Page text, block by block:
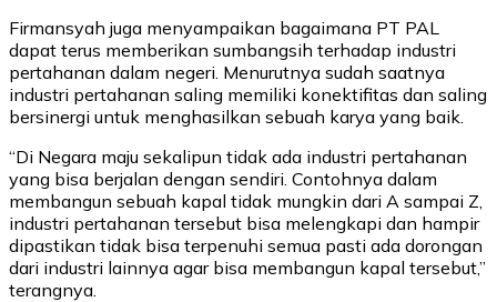
Firmansyah juga menyampaikan bagaimana PT PAL
dapat terus memberikan sumbangsih terhadap industri
pertahanan dalam negeri. Menurutnya sudah saatnya
industri pertahanan saling memiliki konektifitas dan saling
bersinergi untuk menghasilkan sebuah karya yang baik.
“Di Negara maju sekalipun tidak ada industri pertahanan
yang bisa berjalan dengan sendiri. Contohnya dalam
membangun sebuah kapal tidak mungkin dari A sampai Z,
industri pertahanan tersebut bisa melengkapi dan hampir
dipastikan tidak bisa terpenuhi semua pasti ada dorongan
dari industri lainnya agar bisa membangun kapal tersebut,”
terangnya.